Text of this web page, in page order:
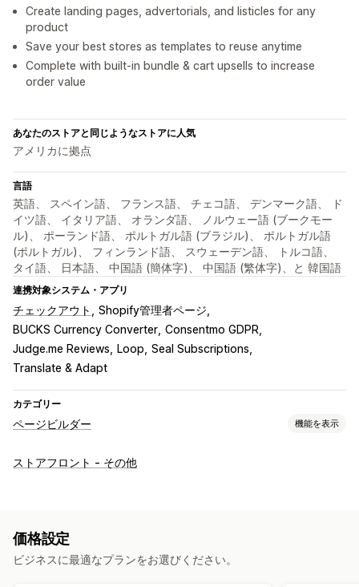
Create landing pages, advertorials, and listicles for any
product
Save your best stores as templates to reuse anytime
Complete with built-in bundle & cart upsells to increase
order value
あなたのストアと同じようなストアに人気
アメリカに拠点
言語
英語、 スペイン語、 フランス語、 チェコ語、 デンマーク語、 ド
イツ語、 イタリア語、 オランダ語、 ノルウェー語 (ブークモー
ル)、 ポーランド語、 ポルトガル語 (ブラジル)、 ポルトガル語
(ポルトガル)、 フィンランド語、 スウェーデン語、 トルコ語、
タイ語、 日本語、 中国語 (簡体字)、 中国語 (繁体字)、と 韓国語
連携対象システム・アプリ
チェックアウト
Shopify管理者ページ
BUCKS Currency Converter Consentmo GDPR
Judge.me Reviews
Loop Seal Subscriptions
Translate & Adapt
カテゴリー
ページビルダー 機能を表示
ページの種類
法的事項ページ
ストアフロント - その他
価格設定
ビジネスに最適なプランをお選びください。